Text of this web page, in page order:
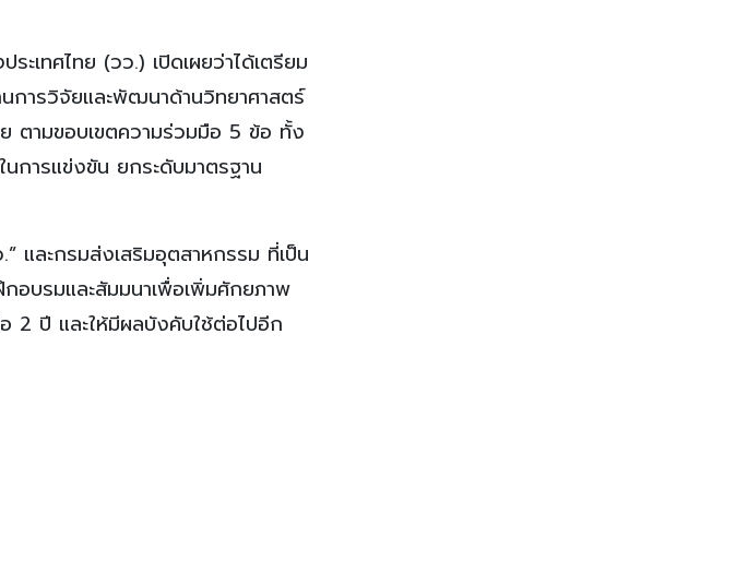
เทศไทย (วว.) เปิดเผยว่าได้เตรียม
การวิจัยและพัฒนาด้านวิทยาศาสตร์
ตามขอบเขตความร่วมมือ 5 ข้อ ทั้ง
การแข่งขัน ยกระดับมาตรฐาน
และกรมส่งเสริมอุตสาหกรรม ที่เป็น
อบรมและสัมมนาเพื่อเพิ่มศักยภาพ
2 ปี และให้มีผลบังคับใช้ต่อไปอีก